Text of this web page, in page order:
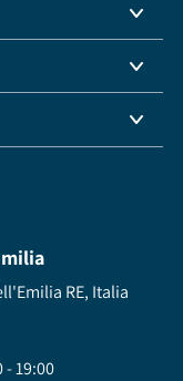
RE, Italia
19:00